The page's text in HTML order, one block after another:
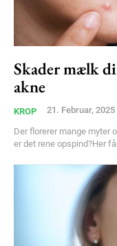
Orci varius
Skader mælk
akne
KROP 21. Februar, 2025
Der florerer mange myter
er det rene opspind?Her